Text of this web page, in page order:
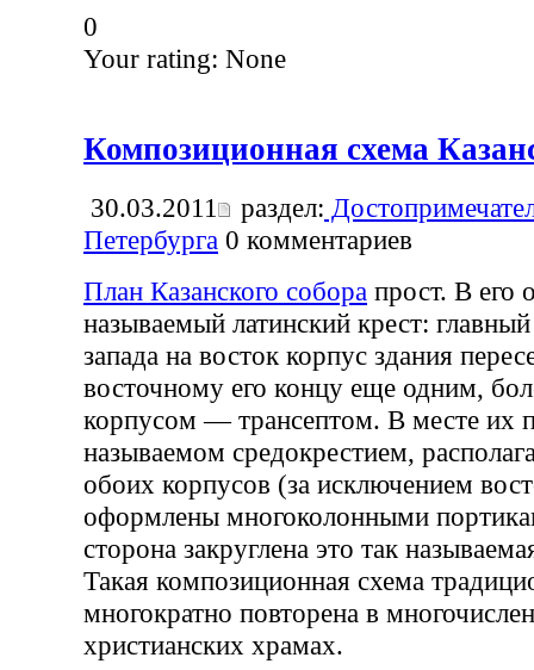
0
Your rating: None
Композиционная схема
30.03.2011 раздел:
Петербурга 0 комментариев
План Казанского собора прост. В его
называемый латинский крест:
запада на восток корпус здания
восточному его концу еще одним,
корпусом — трансептом. В месте их
называемом средокрестием,
обоих корпусов (за исключением
оформлены многоколонными
сторона закруглена это так
Такая композиционная схема
многократно повторена в
христианских храмах.